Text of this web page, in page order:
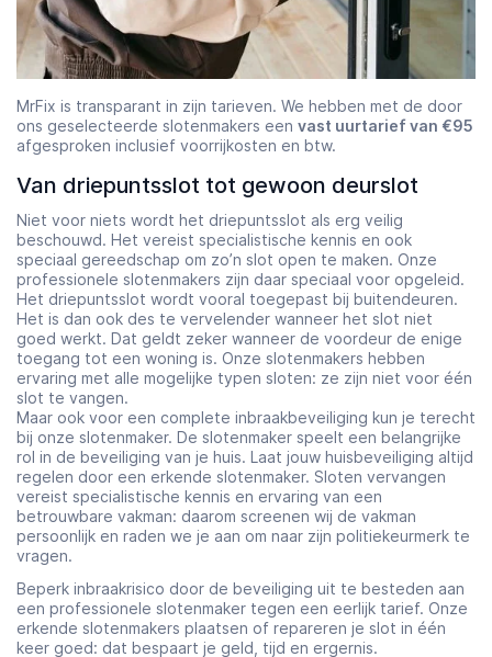
MrFix is transparant in zijn tarieven. We hebben met de door
ons geselecteerde slotenmakers een vast uurtarief van €95
afgesproken inclusief voorrijkosten en btw.
Van driepuntsslot tot gewoon deurslot
Niet voor niets wordt het driepuntsslot als erg veilig
beschouwd. Het vereist specialistische kennis en ook
speciaal gereedschap om zo’n slot open te maken. Onze
professionele slotenmakers zijn daar speciaal voor opgeleid.
Het driepuntsslot wordt vooral toegepast bij buitendeuren.
Het is dan ook des te vervelender wanneer het slot niet
goed werkt. Dat geldt zeker wanneer de voordeur de enige
toegang tot een woning is. Onze slotenmakers hebben
ervaring met alle mogelijke typen sloten: ze zijn niet voor één
slot te vangen.
Maar ook voor een complete inbraakbeveiliging kun je terecht
bij onze slotenmaker. De slotenmaker speelt een belangrijke
rol in de beveiliging van je huis. Laat jouw huisbeveiliging altijd
regelen door een erkende slotenmaker. Sloten vervangen
vereist specialistische kennis en ervaring van een
betrouwbare vakman: daarom screenen wij de vakman
persoonlijk en raden we je aan om naar zijn politiekeurmerk te
vragen.
Beperk inbraakrisico door de beveiliging uit te besteden aan
een professionele slotenmaker tegen een eerlijk tarief. Onze
erkende slotenmakers plaatsen of repareren je slot in één
keer goed: dat bespaart je geld, tijd en ergernis.